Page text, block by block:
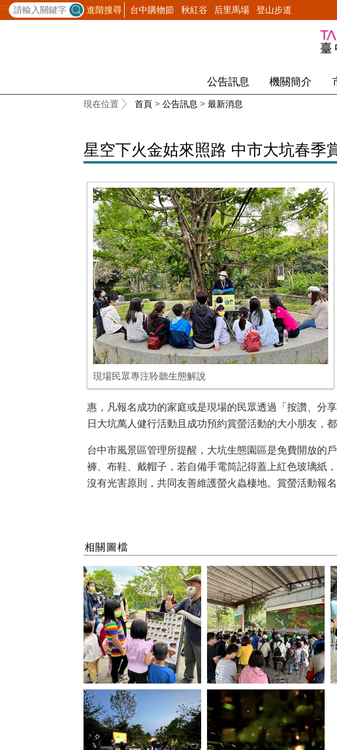
::: 進階搜尋 台中購物節 秋紅谷 后里馬場 登山步道
公告訊息 機關簡介
現在位置 首頁 > 公告訊息 > 最新消息
星空下火金姑來照路 中市大坑春季
現場民眾專注聆聽生態解說
惠，凡報名成功的家庭或是現場的民眾透過「按讚、分
日大坑萬人健行活動且成功預約賞螢活動的大小朋友，
台中市風景區管理所提醒，大坑生態園區是免費開放的
褲、布鞋、戴帽子，若自備手電筒記得蓋上紅色玻璃紙
沒有光害原則，共同友善維護螢火蟲棲地。賞螢活動報
相關圖檔
小朋友聆聽解說員講解蛙類生態 出發前解說員講解賞螢注意事項